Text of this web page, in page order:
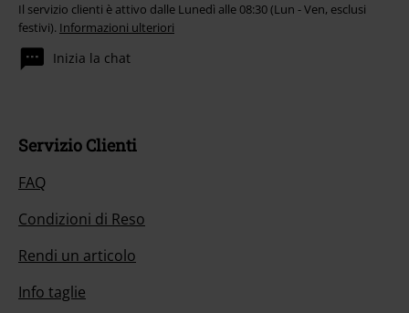
Il servizio clienti è attivo dalle Lunedì alle 08:30 (Lun - Ven, esclusi
festivi). Informazioni ulteriori
Inizia la chat
Servizio Clienti
FAQ
Condizioni di Reso
Rendi un articolo
Info taglie